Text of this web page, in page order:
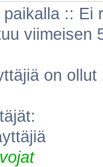
paikalla :: Ei
viimeisen
on ollut